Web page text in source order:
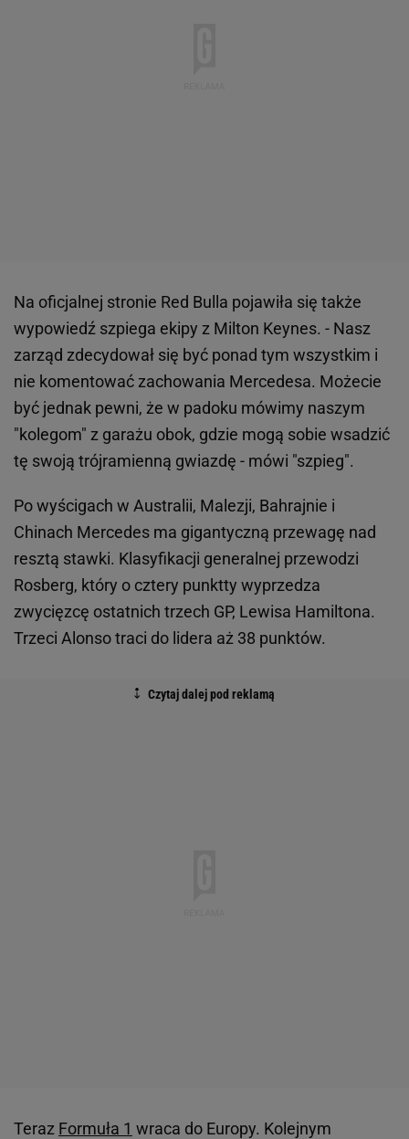
Na oficjalnej stronie Red Bulla pojawiła się także
wypowiedź szpiega ekipy z Milton Keynes. - Nasz
zarząd zdecydował się być ponad tym wszystkim i
nie komentować zachowania Mercedesa. Możecie
być jednak pewni, że w padoku mówimy naszym
"kolegom" z garażu obok, gdzie mogą sobie wsadzić
tę swoją trójramienną gwiazdę - mówi "szpieg".
Po wyścigach w Australii, Malezji, Bahrajnie i
Chinach Mercedes ma gigantyczną przewagę nad
resztą stawki. Klasyfikacji generalnej przewodzi
Rosberg, który o cztery punktty wyprzedza
zwycięzcę ostatnich trzech GP, Lewisa Hamiltona.
Trzeci Alonso traci do lidera aż 38 punktów.
Teraz Formuła 1 wraca do Europy. Kolejnym